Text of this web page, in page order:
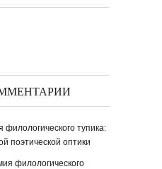
филологического тупика:
поэтической оптики
филологического